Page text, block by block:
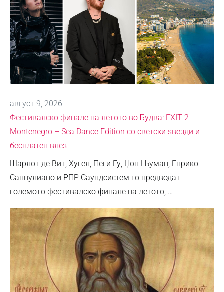
август 9, 2026
Фестивалско финале на летото во Будва: EXIT 2
Montenegro – Sea Dance Edition со светски ѕвезди и
бесплатен влез
Шарлот де Вит, Хугел, Пеги Гу, Џон Њуман, Енрико
Санџулиано и РПР Саундсистем го предводат
големото фестивалско финале на летото, …